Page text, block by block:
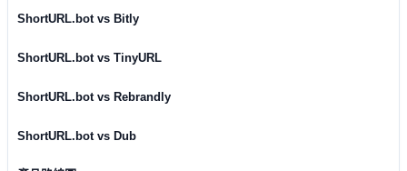
ShortURL.bot vs Bitly
ShortURL.bot vs TinyURL
ShortURL.bot vs Rebrandly
ShortURL.bot vs Dub